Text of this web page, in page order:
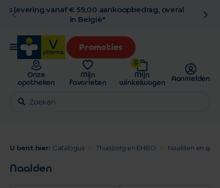
Gratis afhaling in de apotheek
Promoties
Onze
apotheken
Mijn
favorieten
0
Mijn
winkelwagen
Aanmelden
U bent hier: Catalogus Thuiszorg en EHBO Naalden en
Naalden